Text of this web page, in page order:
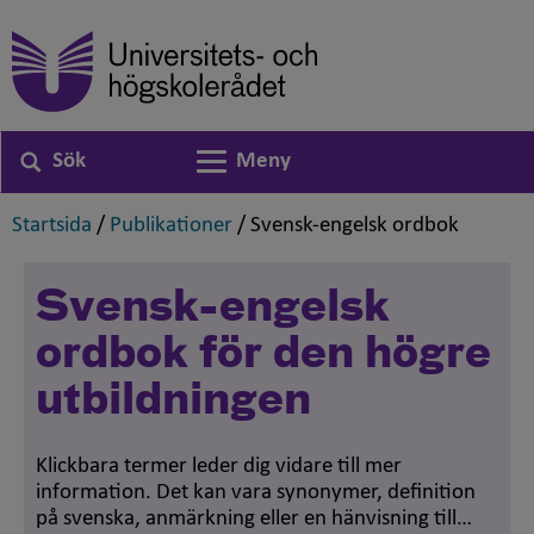
Sök
Växla navigering
Meny
Startsida ,
/ Publikationer ,
/ Svensk-engelsk ordbok
Svensk-engelsk
ordbok för den högre
utbildningen
Klickbara termer leder dig vidare till mer
information. Det kan vara synonymer, definition
på svenska, anmärkning eller en hänvisning till